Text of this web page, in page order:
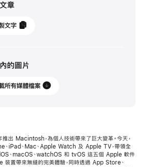
章
文字
的圖片
所有媒體檔案
出 Macintosh，為個人技術帶來了巨大變革。今天，
、iPad、Mac、Apple Watch 及 Apple TV，帶領全
、macOS、watchOS 和 tvOS 這五個 Apple 軟件
裝置帶來無縫的完美體驗，同時透過 App Store、